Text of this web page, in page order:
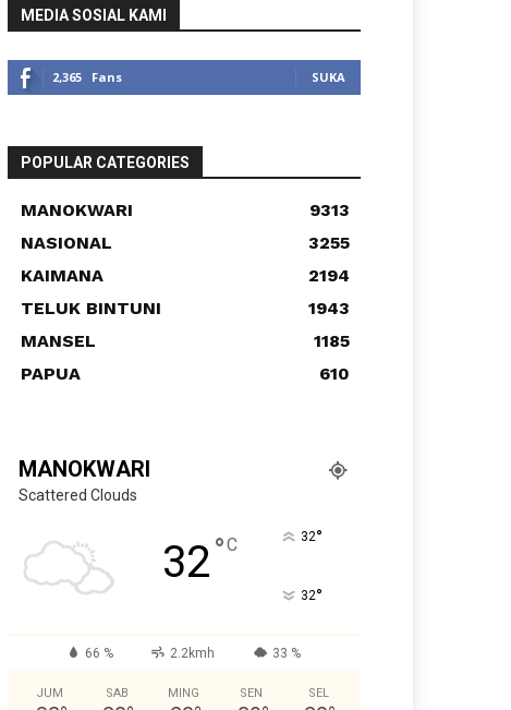
MEDIA SOSIAL KAMI
2,365 Fans SUKA
POPULAR CATEGORIES
MANOKWARI
9313
NASIONAL
3255
KAIMANA
2194
TELUK BINTUNI
1943
MANSEL
1185
PAPUA
610
MANOKWARI
Scattered Clouds
32°C 32°
32°
66 % 2.2kmh 33 %
JUM SAB MING SEN SEL